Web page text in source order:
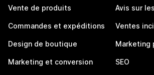
Vente de produits
Commandes et expéditions
Design de boutique
Marketing et conversion
Avis sur
Ventes
Marketing
SEO